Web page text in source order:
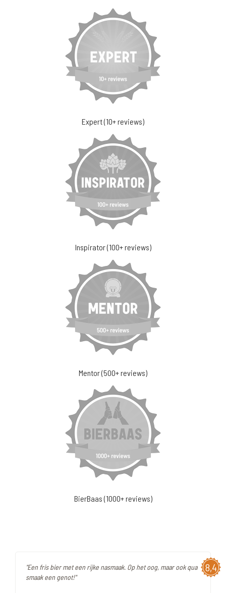
Expert (10+ reviews)
Inspirator (100+ reviews)
Mentor (500+ reviews)
BierBaas (1000+ reviews)
8,4
"Een fris bier met een rijke nasmaak. Op het oog, maar ook qua
smaak een genot!"